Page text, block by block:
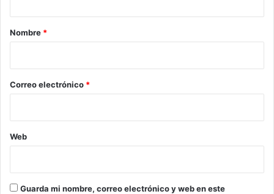
r
*
Nombre *
Correo electrónico *
Web
Guarda mi nombre, correo electrónico y web en este